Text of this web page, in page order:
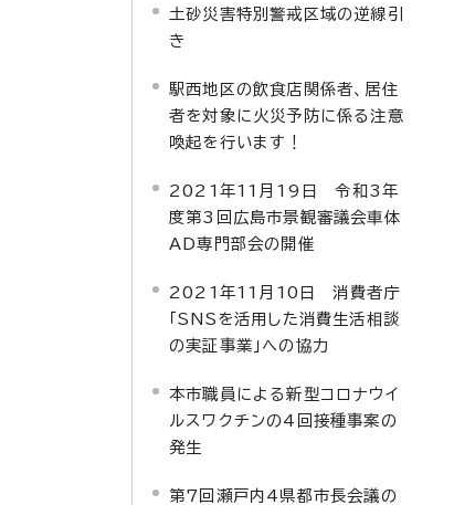
土砂災害特別警戒区域の逆線引
き
駅西地区の飲食店関係者、居住
者を対象に火災予防に係る注意
喚起を行います！
2021年11月19日 令和3年
度第3回広島市景観審議会車体
AD専門部会の開催
2021年11月10日 消費者庁
「SNSを活用した消費生活相談
の実証事業」への協力
本市職員による新型コロナウイ
ルスワクチンの4回接種事案の
発生
第7回瀬戸内4県都市長会議の